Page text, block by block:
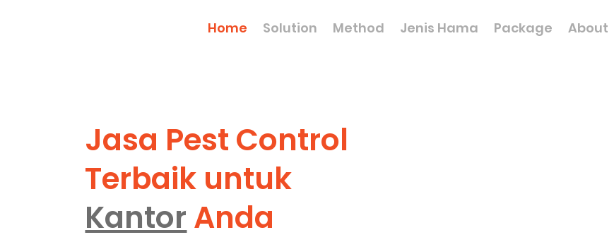
Home Solution Method Jenis Hama Package About
Jasa Pest Control
Terbaik untuk
Kantor Anda